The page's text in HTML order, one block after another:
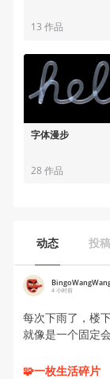
13 作品
字体漫步
28 作品
动态 投稿
4 小时前
每次下雨了，楼
就像是一个固定
🧩一枚生活碎片